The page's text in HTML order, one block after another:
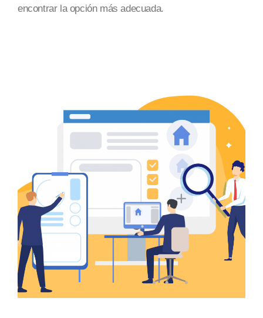
encontrar la opción más adecuada.